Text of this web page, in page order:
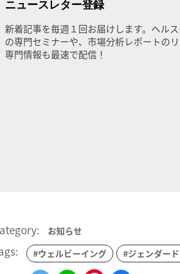
ニュースレター登録
新着記事を毎週１回お届けします。ヘル
の専門セミナーや、市場分析レポートのリ
専門情報も最速で配信！
お知らせ
#ウェルビーイング #ジェンダー